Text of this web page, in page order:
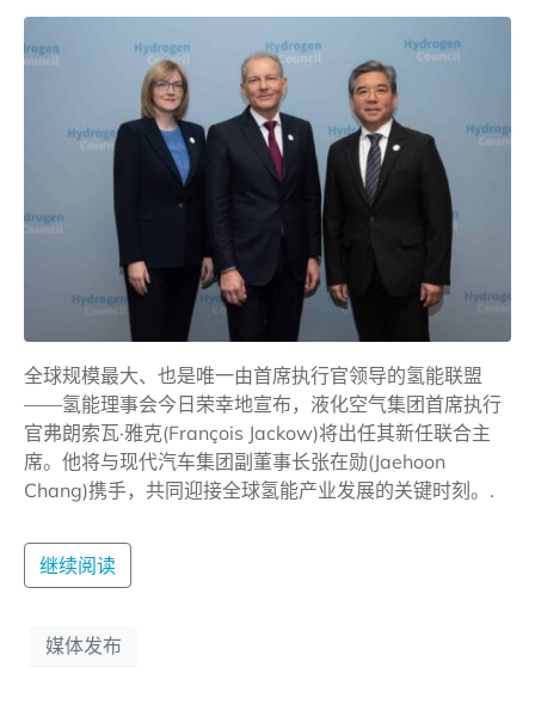
全球规模最大、也是唯一由首席执行官领导的氢能联盟
——氢能理事会今日荣幸地宣布，液化空气集团首席执行
官弗朗索瓦·雅克(François Jackow)将出任其新任联合主
席。他将与现代汽车集团副董事长张在勋(Jaehoon
Chang)携手，共同迎接全球氢能产业发展的关键时刻。.
继续阅读
媒体发布